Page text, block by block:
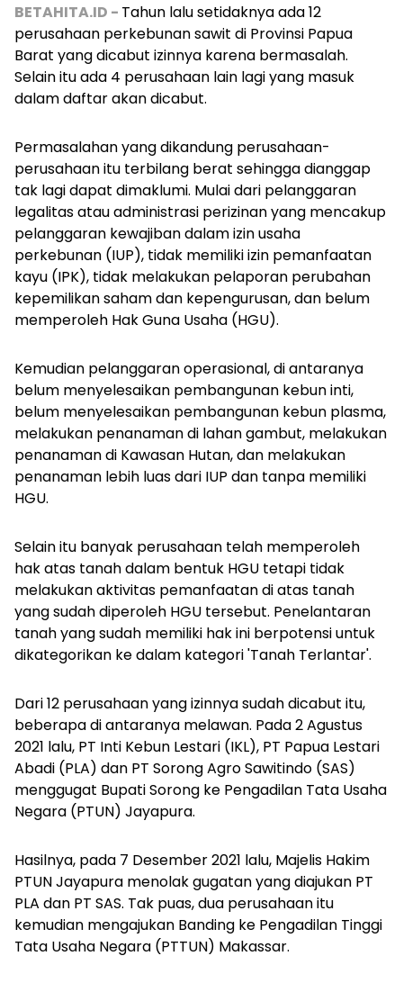
BETAHITA.ID - Tahun lalu setidaknya ada 12
perusahaan perkebunan sawit di Provinsi Papua
Barat yang dicabut izinnya karena bermasalah.
Selain itu ada 4 perusahaan lain lagi yang masuk
dalam daftar akan dicabut.
Permasalahan yang dikandung perusahaan-
perusahaan itu terbilang berat sehingga dianggap
tak lagi dapat dimaklumi. Mulai dari pelanggaran
legalitas atau administrasi perizinan yang mencakup
pelanggaran kewajiban dalam izin usaha
perkebunan (IUP), tidak memiliki izin pemanfaatan
kayu (IPK), tidak melakukan pelaporan perubahan
kepemilikan saham dan kepengurusan, dan belum
memperoleh Hak Guna Usaha (HGU).
Kemudian pelanggaran operasional, di antaranya
belum menyelesaikan pembangunan kebun inti,
belum menyelesaikan pembangunan kebun plasma,
melakukan penanaman di lahan gambut, melakukan
penanaman di Kawasan Hutan, dan melakukan
penanaman lebih luas dari IUP dan tanpa memiliki
HGU.
Selain itu banyak perusahaan telah memperoleh
hak atas tanah dalam bentuk HGU tetapi tidak
melakukan aktivitas pemanfaatan di atas tanah
yang sudah diperoleh HGU tersebut. Penelantaran
tanah yang sudah memiliki hak ini berpotensi untuk
dikategorikan ke dalam kategori 'Tanah Terlantar'.
Dari 12 perusahaan yang izinnya sudah dicabut itu,
beberapa di antaranya melawan. Pada 2 Agustus
2021 lalu, PT Inti Kebun Lestari (IKL), PT Papua Lestari
Abadi (PLA) dan PT Sorong Agro Sawitindo (SAS)
menggugat Bupati Sorong ke Pengadilan Tata Usaha
Negara (PTUN) Jayapura.
Hasilnya, pada 7 Desember 2021 lalu, Majelis Hakim
PTUN Jayapura menolak gugatan yang diajukan PT
PLA dan PT SAS. Tak puas, dua perusahaan itu
kemudian mengajukan Banding ke Pengadilan Tinggi
Tata Usaha Negara (PTTUN) Makassar.